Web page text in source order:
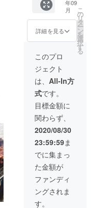
事態発
生時は
柔軟に
期限の
て頂き
手ぶら
で来て
頂いて
結構で
す。 備
ビーチ
で行い
ますの
でＢＢ
Ｑしな
がら泳
いだり
遊んだ
りもで
きま
す！ *ご
支援の
際には
メー
ル、そ
の後お
電話等
にて、
はメー
ル、そ
の後お
電話等
にて、
等のお
打合せ
致しま
す。 人
数：4名
様まで
場所：
沖縄本
島中部
（後日
ご連絡
致しま
す） 含
まれる
もの：
食事、
飲み
物、一
ギャン
グがご
支援者
様のだ
けの為
全プラ
イベー
トビー
チＢＢ
Ｑをご
提供致
しま
す。 ★
宿泊ホ
テル⇔
ＢＢＱ
会場送
迎付き
★マリ
ンス
ポーツ
（ジェ
ットス
年09
月
詳細を見る
こ
の
リ
タ
ー
ン
を
選
択
す
る
このプロ
ジェクト
は、 All-In方
式です。
目標金額に
関わらず、
2020/08/30
23:59:59ま
でに集まっ
た金額が
ファンディ
ングされま
す。